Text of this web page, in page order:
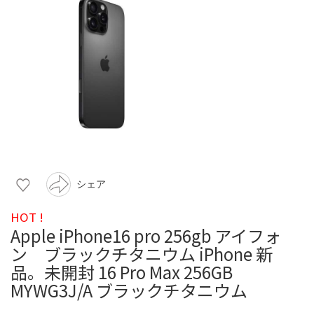
シェア
HOT !
Apple iPhone16 pro 256gb アイフォ
ン ブラックチタニウム iPhone 新
品。未開封 16 Pro Max 256GB
MYWG3J/A ブラックチタニウム